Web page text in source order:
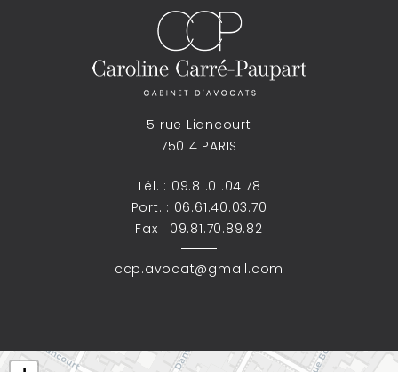
5 rue Liancourt
75014 PARIS
Tél. : 09.81.01.04.78
Port. : 06.61.40.03.70
Fax : 09.81.70.89.82
ccp.avocat@gmail.com